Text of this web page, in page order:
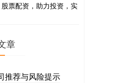
票配资，助力投资，实
章
推荐与风险提示